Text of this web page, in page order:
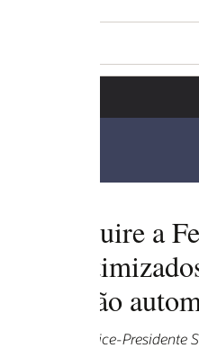
de rede,
Communications,